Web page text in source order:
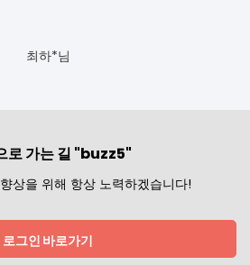
최하*님
로 가는 길 "buzz5"
상을 위해 항상 노력하겠습니다!
로그인 바로가기